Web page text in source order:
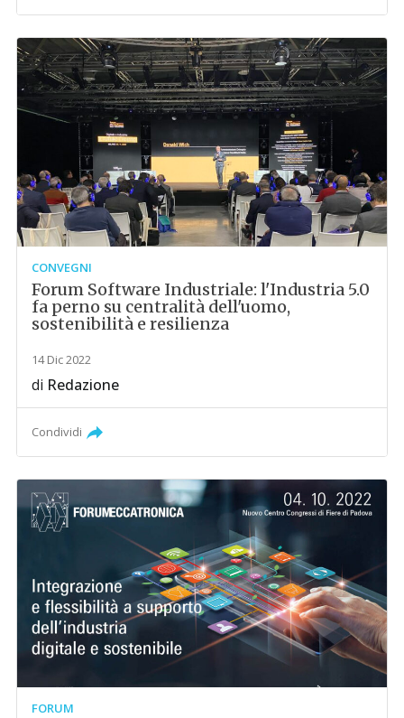
CONVEGNI
Forum Software Industriale: l'Industria 5.0
fa perno su centralità dell'uomo,
sostenibilità e resilienza
14 Dic 2022
di Redazione
Condividi
FORUM